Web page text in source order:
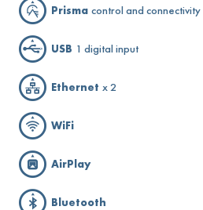
Prisma control and connectivity
USB 1 digital input
Ethernet x 2
WiFi
AirPlay
Bluetooth